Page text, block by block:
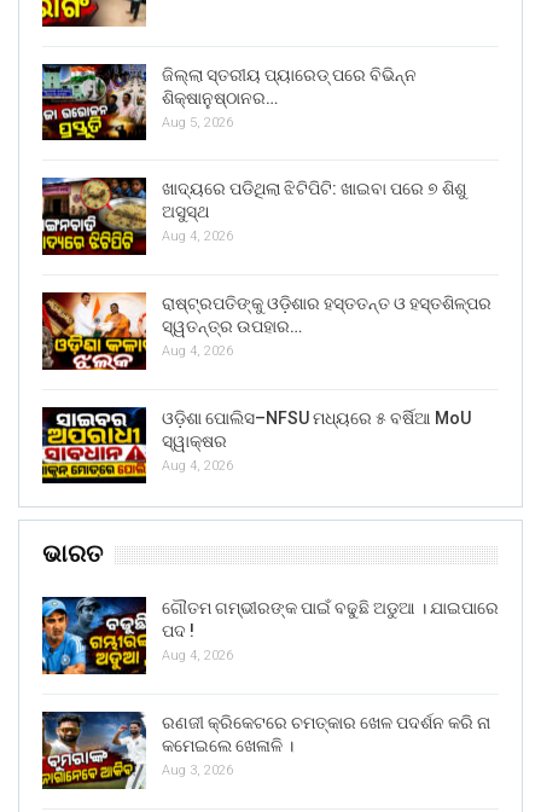
ଜିଲ୍ଲା ସ୍ତରୀୟ ପ୍ୟାରେଡ୍ ପରେ ବିଭିନ୍ନ
ଶିକ୍ଷାନୁଷ୍ଠାନର…
Aug 5, 2026
ଖାଦ୍ୟରେ ପଡିଥିଲା ଝିଟିପିଟି: ଖାଇବା ପରେ ୭ ଶିଶୁ
ଅସୁସ୍ଥ
Aug 4, 2026
ରାଷ୍ଟ୍ରପତିଙ୍କୁ ଓଡ଼ିଶାର ହସ୍ତତନ୍ତ ଓ ହସ୍ତଶିଳ୍ପର
ସ୍ୱତନ୍ତ୍ର ଉପହାର…
Aug 4, 2026
ଓଡ଼ିଶା ପୋଲିସ–NFSU ମଧ୍ୟରେ ୫ ବର୍ଷିଆ MoU
ସ୍ୱାକ୍ଷର
Aug 4, 2026
ଭାରତ
ଗୌତମ ଗମ୍ଭୀରଙ୍କ ପାଇଁ ବଢୁଛି ଅଡୁଆ । ଯାଇପାରେ
ପଦ !
Aug 4, 2026
ରଣଜୀ କ୍ରିକେଟରେ ଚମତ୍କାର ଖେଳ ପଦର୍ଶନ କରି ନା
କମେଇଲେ ଖେଳାଳି ।
Aug 3, 2026